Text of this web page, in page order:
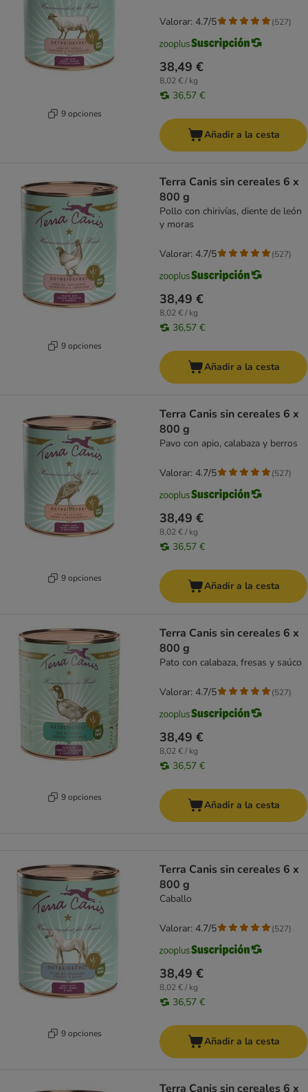
9 opciones
38,49 €
8,02 € / kg
36,57 €
Valorar: 4.7/5 (527)
Añadir a la cesta
9 opciones
Terra Canis sin cereales 6 x
800 g
Pollo con chirivías, diente de león
y moras
38,49 €
8,02 € / kg
36,57 €
Valorar: 4.7/5 (527)
Añadir a la cesta
9 opciones
Terra Canis sin cereales 6 x
800 g
Pavo con apio, calabaza y berros
38,49 €
8,02 € / kg
36,57 €
Valorar: 4.7/5 (527)
Añadir a la cesta
9 opciones
Terra Canis sin cereales 6 x
800 g
Pato con calabaza, fresas y saúco
38,49 €
8,02 € / kg
36,57 €
Valorar: 4.7/5 (527)
Añadir a la cesta
9 opciones
Terra Canis sin cereales 6 x
800 g
Caballo
38,49 €
8,02 € / kg
36,57 €
Valorar: 4.7/5 (527)
Añadir a la cesta
Terra Canis sin cereales 6 x